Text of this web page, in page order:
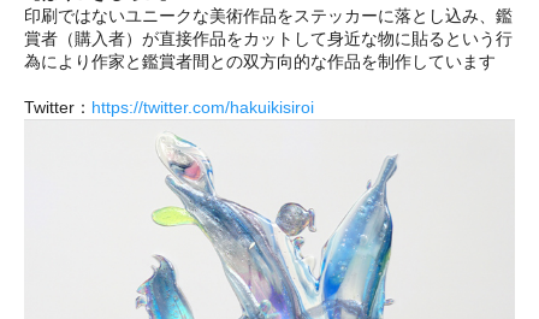
印刷ではないユニークな美術作品をステッカーに落とし込み、鑑
賞者（購入者）が直接作品をカットして身近な物に貼るという行
為により作家と鑑賞者間との双方向的な作品を制作しています
Twitter： https://twitter.com/hakuikisiroi